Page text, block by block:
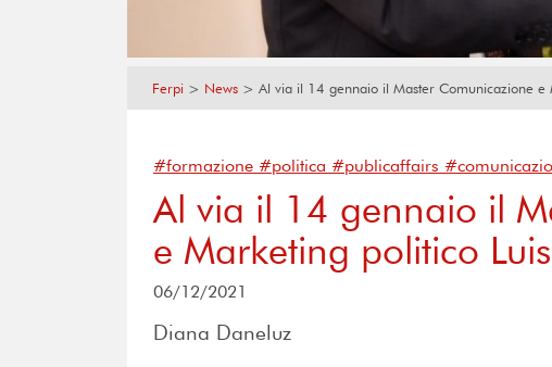
Ferpi > News > Al via il 14 gennaio il Master Comunicazione e
#formazione #politica #publicaffairs
Al via il 14 gennaio il
e Marketing politico
06/12/2021
Diana Daneluz